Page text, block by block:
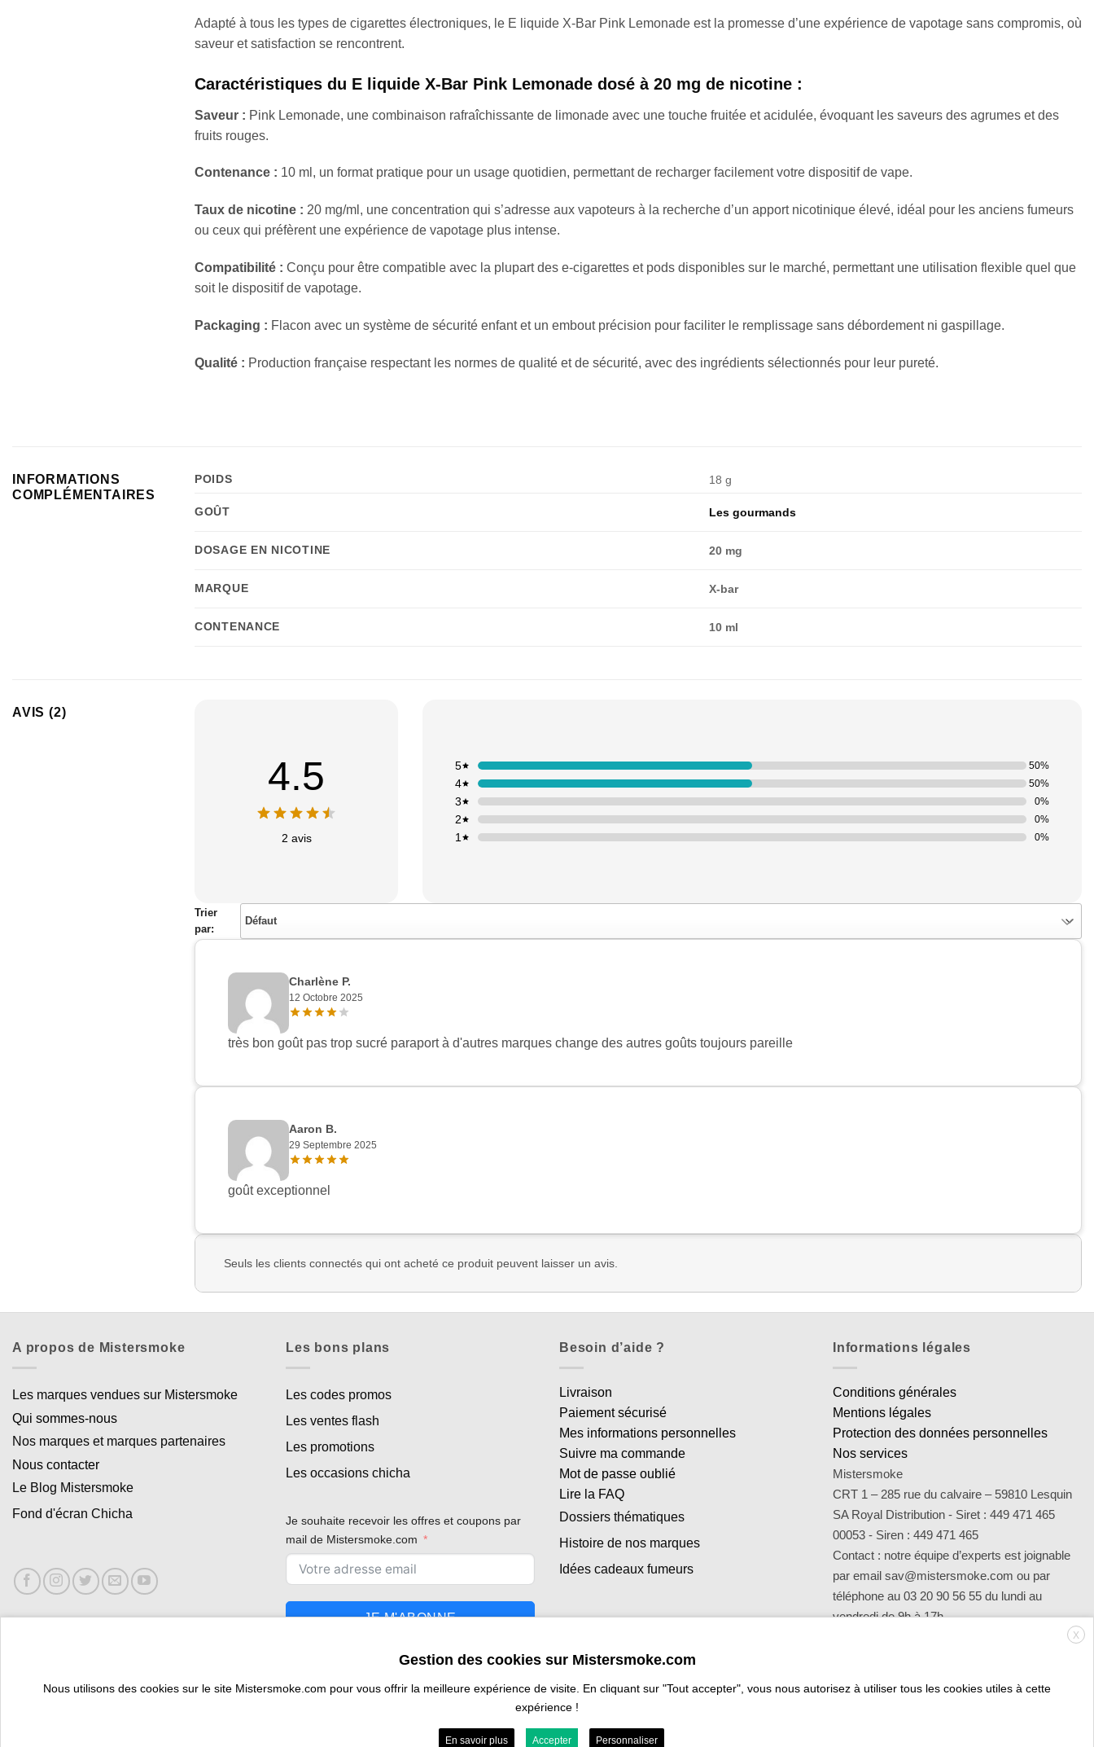
Adapté à tous les types de cigarettes électroniques, le E liquide X-Bar Pink Lemonade est la promesse d’une expérience de vapotage sans compromis, où
saveur et satisfaction se rencontrent.
Caractéristiques du E liquide X-Bar Pink Lemonade dosé à 20 mg de nicotine :
Saveur : Pink Lemonade, une combinaison rafraîchissante de limonade avec une touche fruitée et acidulée, évoquant les saveurs des agrumes et des
fruits rouges.
Contenance : 10 ml, un format pratique pour un usage quotidien, permettant de recharger facilement votre dispositif de vape.
Taux de nicotine : 20 mg/ml, une concentration qui s’adresse aux vapoteurs à la recherche d’un apport nicotinique élevé, idéal pour les anciens fumeurs
ou ceux qui préfèrent une expérience de vapotage plus intense.
Compatibilité : Conçu pour être compatible avec la plupart des e-cigarettes et pods disponibles sur le marché, permettant une utilisation flexible quel que
soit le dispositif de vapotage.
Packaging : Flacon avec un système de sécurité enfant et un embout précision pour faciliter le remplissage sans débordement ni gaspillage.
Qualité : Production française respectant les normes de qualité et de sécurité, avec des ingrédients sélectionnés pour leur pureté.
INFORMATIONS
COMPLÉMENTAIRES
POIDS 18 g
GOÛT Les gourmands
DOSAGE EN NICOTINE 20 mg
MARQUE X-bar
CONTENANCE 10 ml
AVIS (2)
4.5
2 avis 1 0%
2 0%
3 0%
4 50%
5 50%
Trier
par:
Défaut
Charlène P.
12 Octobre 2025
très bon goût pas trop sucré paraport à d'autres marques change des autres goûts toujours pareille
Aaron B.
29 Septembre 2025
goût exceptionnel
Seuls les clients connectés qui ont acheté ce produit peuvent laisser un avis.
A propos de Mistersmoke
Les marques vendues sur Mistersmoke
Qui sommes-nous
Nos marques et marques partenaires
Nous contacter
Le Blog Mistersmoke
Fond d'écran Chicha
Les bons plans
Les codes promos
Les ventes flash
Les promotions
Les occasions chicha
Je souhaite recevoir les offres et coupons par
mail de Mistersmoke.com
JE M'ABONNE
Besoin d’aide ?
Livraison
Paiement sécurisé
Mes informations personnelles
Suivre ma commande
Mot de passe oublié
Lire la FAQ
Dossiers thématiques
Histoire de nos marques
Idées cadeaux fumeurs
Informations légales
Conditions générales
Mentions légales
Protection des données personnelles
Nos services
Mistersmoke
CRT 1 – 285 rue du calvaire – 59810 Lesquin
SA Royal Distribution - Siret : 449 471 465
00053 - Siren : 449 471 465
Contact : notre équipe d’experts est joignable
par email sav@mistersmoke.com ou par
téléphone au 03 20 90 56 55 du lundi au
vendredi de 9h à 17h.
X
Gestion des cookies sur Mistersmoke.com
Nous utilisons des cookies sur le site Mistersmoke.com pour vous offrir la meilleure expérience de visite. En cliquant sur "Tout accepter", vous nous autorisez à utiliser tous les cookies utiles à cette
expérience !
En savoir plus Accepter Personnaliser